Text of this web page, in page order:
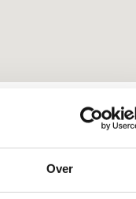
Over